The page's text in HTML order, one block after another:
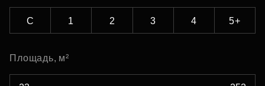
С 1 2 3 4 5+
Площадь, м²